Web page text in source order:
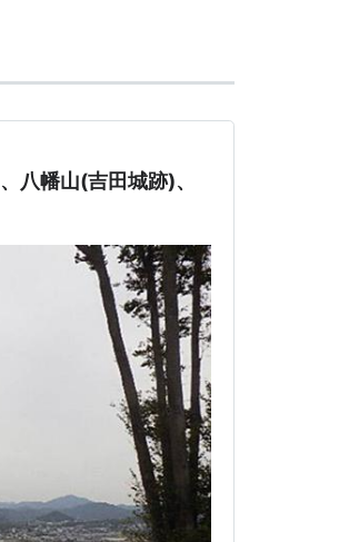
幡山(吉田城跡)、